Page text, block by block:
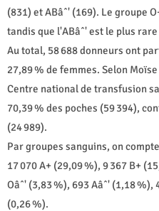
(831) et ABâˆ' (169). Le groupe
tandis que l'ABâˆ' est le plus rare
Au total, 58 688 donneurs ont
27,89 % de femmes. Selon
Centre national de transfusion
70,39 % des poches (59 394),
(24 989).
Par groupes sanguins, on
17 070 A+ (29,09 %), 9 367 B+
Oâˆ' (3,83 %), 693 Aâˆ' (1,18 %),
(0,26 %).